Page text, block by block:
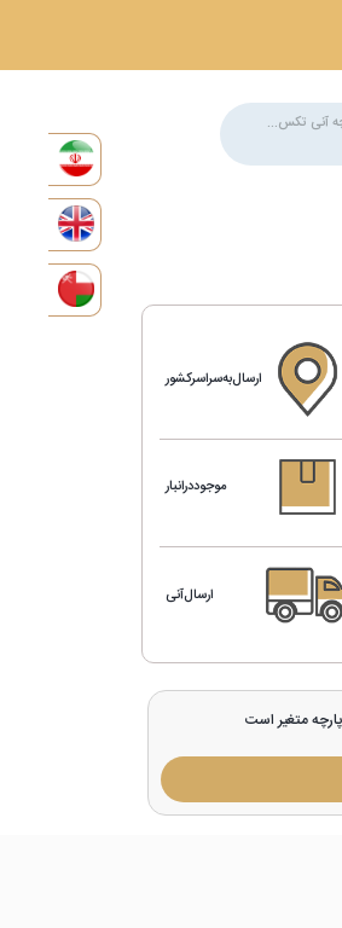
ارسال‌به‌سراسرکشور
موجوددرانبار
ارسال‌آنی
متغیر است